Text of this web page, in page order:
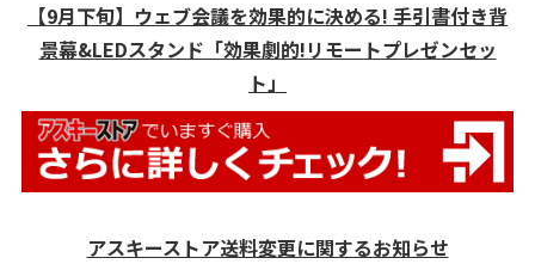
【9月下旬】ウェブ会議を効果的に決める! 手引書付き背
景幕&LEDスタンド「効果劇的!リモートプレゼンセッ
ト」
アスキーストア送料変更に関するお知らせ